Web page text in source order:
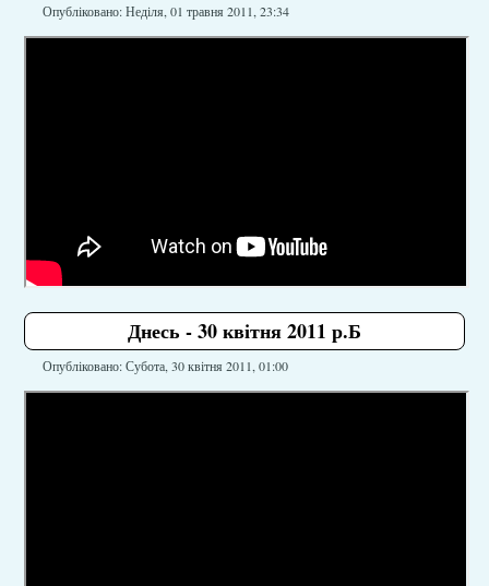
Опубліковано: Неділя, 01 травня 2011, 23:34
Днесь - 30 квітня 2011 р.Б
Опубліковано: Субота, 30 квітня 2011, 01:00